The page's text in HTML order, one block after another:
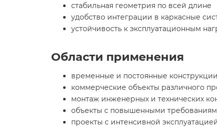
стабильная геометрия по всей длине
удобство интеграции в каркасные
устойчивость к эксплуатационным
Области применения
временные и постоянные конструкции
коммерческие объекты различного
монтаж инженерных и технических
объекты с повышенными
проекты с интенсивной